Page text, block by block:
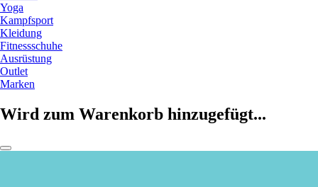
Yoga
Kampfsport
Kleidung
Fitnessschuhe
Ausrüstung
Outlet
Marken
Wird zum Warenkorb hinzugefügt...